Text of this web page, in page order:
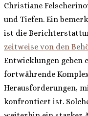
Christiane
und Tiefen. Ein
ist die
zeitweise von den
Entwicklungen geben
fortwährende
Herausforderungen,
konfrontiert ist.